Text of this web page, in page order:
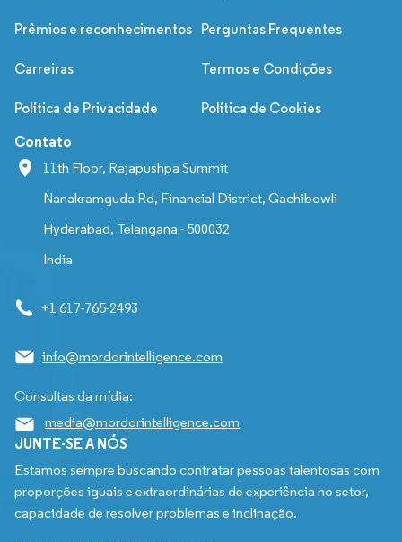
Prêmios e reconhecimentos Perguntas Frequentes
Carreiras Termos e Condições
Política de Privacidade Política de Cookies
Contato
11th Floor, Rajapushpa Summit
Nanakramguda Rd, Financial District, Gachibowli
Hyderabad, Telangana - 500032
India
+1 617-765-2493
info@mordorintelligence.com
Consultas da mídia:
media@mordorintelligence.com
JUNTE-SE A NÓS
Estamos sempre buscando contratar pessoas talentosas com
proporções iguais e extraordinárias de experiência no setor,
capacidade de resolver problemas e inclinação.